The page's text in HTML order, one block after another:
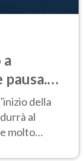
della
al
molto